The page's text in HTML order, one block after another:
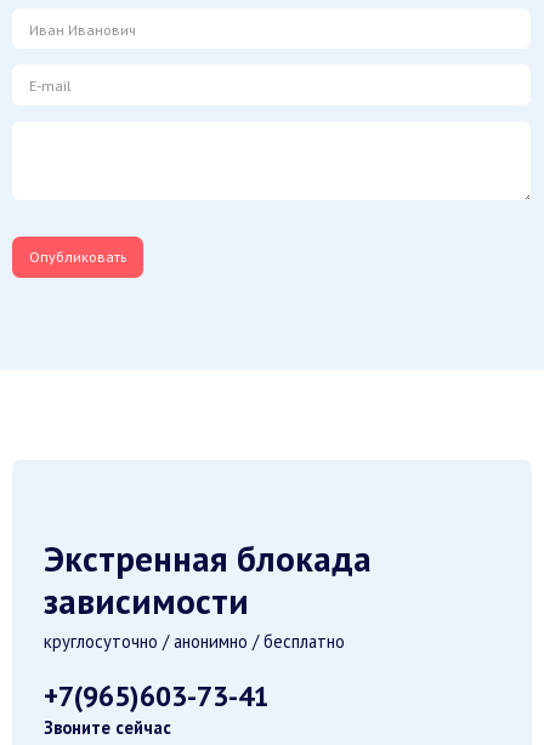
Экстренная блокада
зависимости
круглосуточно / анонимно / бесплатно
+7(965)603-73-41
Звоните сейчас